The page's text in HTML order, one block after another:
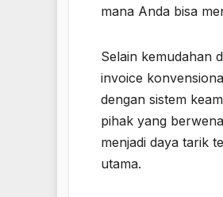
mana Anda bisa
Selain kemudahan
invoice
dengan sistem
pihak yang
menjadi daya tarik
utama.